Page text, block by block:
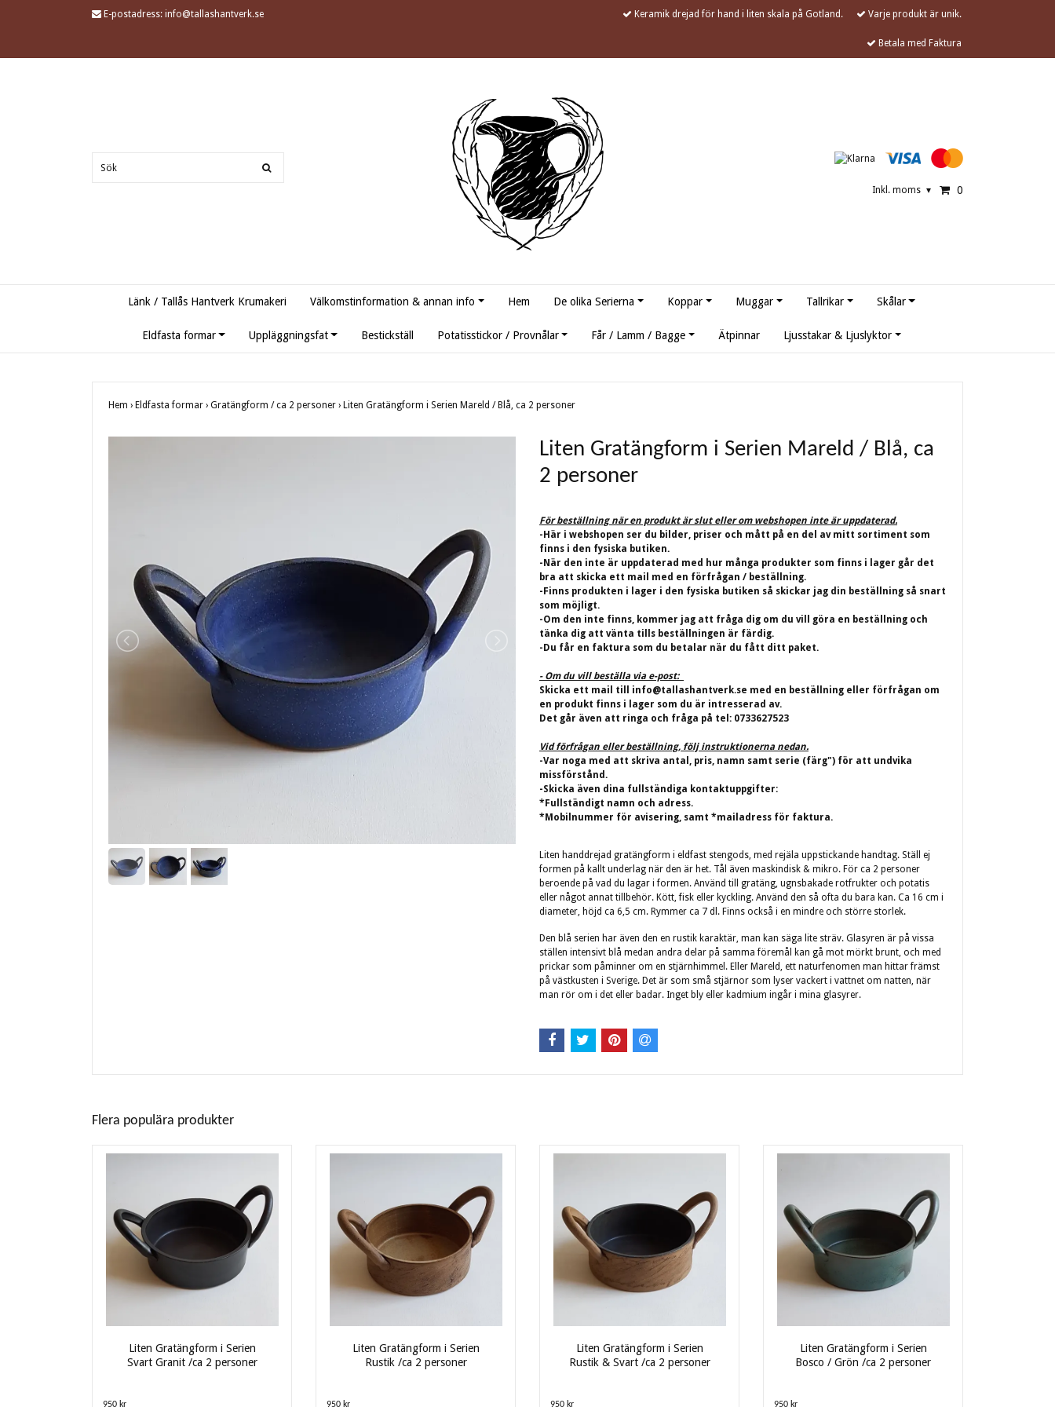
E-postadress: info@tallashantverk.se Keramik drejad för hand i liten skala på Gotland. Varje produkt är unik.
Betala med Faktura
Inkl. moms ▾ 0
Länk / Tallås Hantverk Krumakeri Välkomstinformation & annan info Hem De olika Serierna Koppar Muggar Tallrikar Skålar
Eldfasta formar Uppläggningsfat Bestickställ Potatisstickor / Provnålar Får / Lamm / Bagge Ätpinnar Ljusstakar & Ljuslyktor
Hem › Eldfasta formar › Gratängform / ca 2 personer › Liten Gratängform i Serien Mareld / Blå, ca 2 personer
Liten Gratängform i Serien Mareld / Blå, ca
2 personer
För beställning när en produkt är slut eller om webshopen inte är uppdaterad.
-Här i webshopen ser du bilder, priser och mått på en del av mitt sortiment som
finns i den fysiska butiken.
-När den inte är uppdaterad med hur många produkter som finns i lager går det
bra att skicka ett mail med en förfrågan / beställning.
-Finns produkten i lager i den fysiska butiken så skickar jag din beställning så snart
som möjligt.
-Om den inte finns, kommer jag att fråga dig om du vill göra en beställning och
tänka dig att vänta tills beställningen är färdig.
-Du får en faktura som du betalar när du fått ditt paket.
- Om du vill beställa via e-post:
Skicka ett mail till info@tallashantverk.se med en beställning eller förfrågan om
en produkt finns i lager som du är intresserad av.
Det går även att ringa och fråga på tel: 0733627523
Vid förfrågan eller beställning, följ instruktionerna nedan.
-Var noga med att skriva antal, pris, namn samt serie (färg") för att undvika
missförstånd.
-Skicka även dina fullständiga kontaktuppgifter:
*Fullständigt namn och adress.
*Mobilnummer för avisering, samt *mailadress för faktura.
Liten handdrejad gratängform i eldfast stengods, med rejäla uppstickande handtag. Ställ ej
formen på kallt underlag när den är het. Tål även maskindisk & mikro. För ca 2 personer
beroende på vad du lagar i formen. Använd till gratäng, ugnsbakade rotfrukter och potatis
eller något annat tillbehör. Kött, fisk eller kyckling. Använd den så ofta du bara kan. Ca 16 cm i
diameter, höjd ca 6,5 cm. Rymmer ca 7 dl. Finns också i en mindre och större storlek.
Den blå serien har även den en rustik karaktär, man kan säga lite sträv. Glasyren är på vissa
ställen intensivt blå medan andra delar på samma föremål kan gå mot mörkt brunt, och med
prickar som påminner om en stjärnhimmel. Eller Mareld, ett naturfenomen man hittar främst
på västkusten i Sverige. Det är som små stjärnor som lyser vackert i vattnet om natten, när
man rör om i det eller badar. Inget bly eller kadmium ingår i mina glasyrer.
Flera populära produkter
Liten Gratängform i Serien
Svart Granit /ca 2 personer
950 kr
Liten Gratängform i Serien
Rustik /ca 2 personer
950 kr
Liten Gratängform i Serien
Rustik & Svart /ca 2 personer
950 kr
Liten Gratängform i Serien
Bosco / Grön /ca 2 personer
950 kr